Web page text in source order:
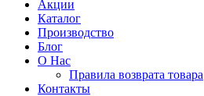
Акции
Каталог
Производство
Блог
О Нас
Правила возврата товара
Контакты